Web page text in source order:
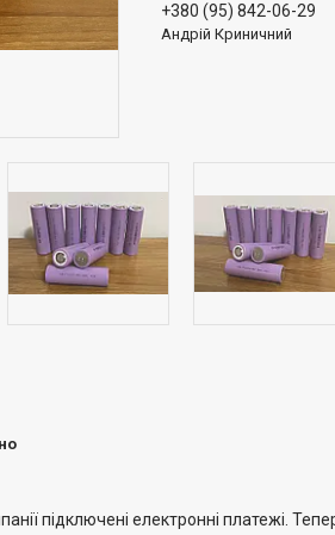
+380 (95) 842-06-29
Андрій Криничний
підключені електронні платежі.